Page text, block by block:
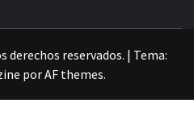
derechos reservados. | Tema:
porAF themes.